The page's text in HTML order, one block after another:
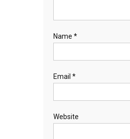
Name *
Email *
Website